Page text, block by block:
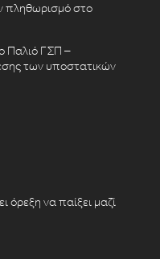
πληθωρισμό στο
Παλιό ΓΣΠ –
των υποστατικών
όρεξη να παίξει μαζί